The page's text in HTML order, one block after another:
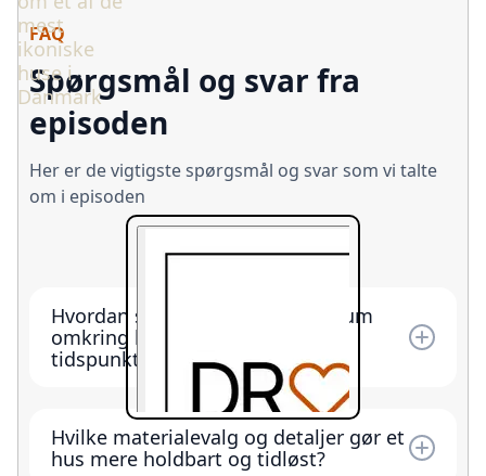
mest
ikoniske
huse i
Danmark
FAQ
Spørgsmål og svar fra
episoden
Her er de vigtigste spørgsmål og svar som vi talte
om i episoden
Hvordan skaber man gode uderum
omkring huset til forskellige
tidspunkter af dagen?
Placér terrasser og uderum efter solens gang
og læforhold: Morgenplads ved køkkenet i
øst/ sydøst, aftenterrasse mod vest og gerne
Hvilke materialevalg og detaljer gør et
hus mere holdbart og tidløst?